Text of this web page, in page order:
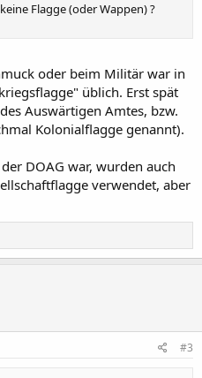
Flagge (oder Wappen) ?
oder beim Militär war in
üblich. Erst spät
Auswärtigen Amtes, bzw.
Kolonialflagge genannt).
DOAG war, wurden auch
verwendet, aber
#3